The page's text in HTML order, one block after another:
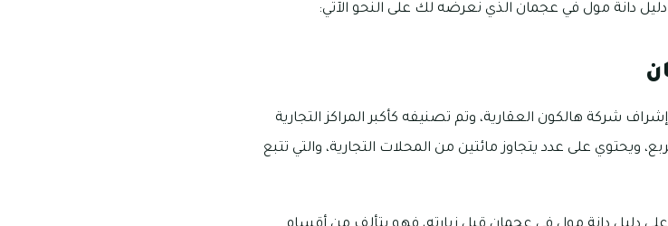
دانة مول في عجمان الذي نعرضه لك على النحو الآتي:
شركة هالكون العقارية، وتم تصنيفه كأكبر المراكز التجارية
لوصول مساحته إلى 230,000 قدم مربع، ويحتوي على عدد يتجاوز مائتين من المحلات التجارية، والتي تتبع